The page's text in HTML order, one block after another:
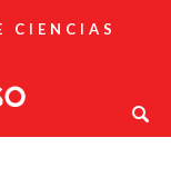
CIENCIAS